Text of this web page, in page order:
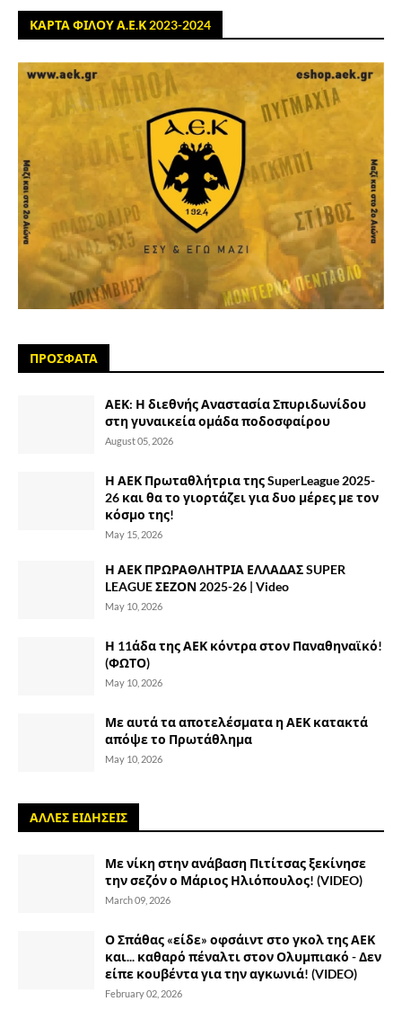
ΚΑΡΤΑ ΦΙΛΟΥ Α.Ε.Κ 2023-2024
ΠΡΟΣΦΑΤΑ
ΑΕΚ: Η διεθνής Αναστασία Σπυριδωνίδου
στη γυναικεία ομάδα ποδοσφαίρου
August 05, 2026
Η ΑΕΚ Πρωταθλήτρια της SuperLeague 2025-
26 και θα το γιορτάζει για δυο μέρες με τον
κόσμο της!
May 15, 2026
Η ΑΕΚ ΠΡΩΡΑΘΛΗΤΡΙΑ ΕΛΛΑΔΑΣ SUPER
LEAGUE ΣΕΖΟΝ 2025-26 | Video
May 10, 2026
Η 11άδα της ΑΕΚ κόντρα στον Παναθηναϊκό!
(ΦΩΤΟ)
May 10, 2026
Με αυτά τα αποτελέσματα η ΑΕΚ κατακτά
απόψε το Πρωτάθλημα
May 10, 2026
ΑΛΛΕΣ ΕΙΔΗΣΕΙΣ
Με νίκη στην ανάβαση Πιτίτσας ξεκίνησε
την σεζόν ο Μάριος Ηλιόπουλος! (VIDEO)
March 09, 2026
Ο Σπάθας «είδε» οφσάιντ στο γκολ της ΑΕΚ
και... καθαρό πέναλτι στον Ολυμπιακό - Δεν
είπε κουβέντα για την αγκωνιά! (VIDEO)
February 02, 2026